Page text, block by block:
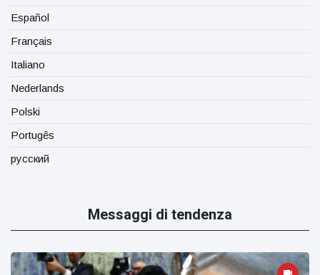
Español
Français
Italiano
Nederlands
Polski
Portugês
русский
Messaggi di tendenza